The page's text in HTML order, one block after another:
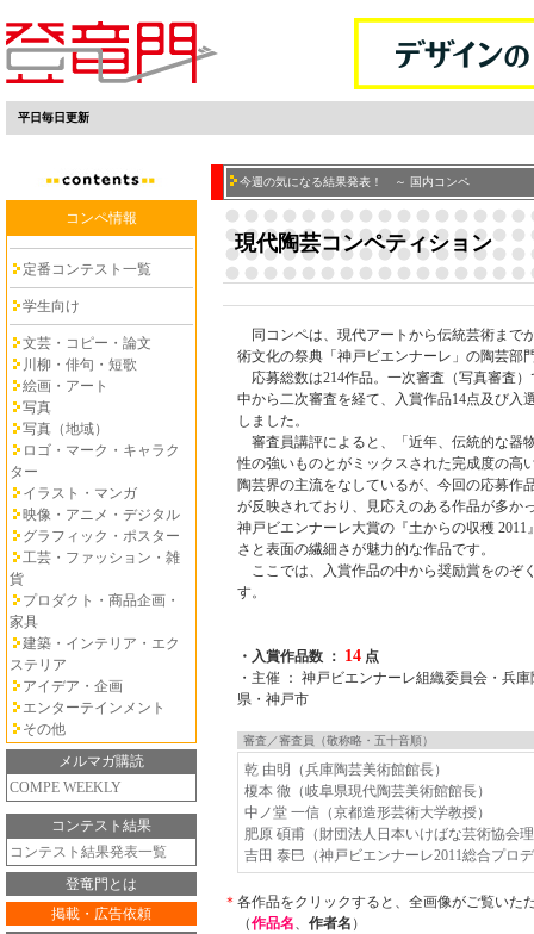
平日毎日更新
今週の気になる結果発表！ ～ 国内コンペ
コンペ情報
定番コンテスト一覧
学生向け
文芸・コピー・論文
川柳・俳句・短歌
絵画・アート
写真
写真（地域）
ロゴ・マーク・キャラク
ター
イラスト・マンガ
映像・アニメ・デジタル
グラフィック・ポスター
工芸・ファッション・雑
貨
プロダクト・商品企画・
家具
建築・インテリア・エク
ステリア
アイデア・企画
エンターテインメント
その他
メルマガ購読
COMPE WEEKLY
コンテスト結果
コンテスト結果発表一覧
登竜門とは
掲載・広告依頼
現代陶芸コンペティション
同コンペは、現代アートから伝統芸術まで
術文化の祭典「神戸ビエンナーレ」の陶芸部
応募総数は214作品。一次審査（写真審査）
中から二次審査を経て、入賞作品14点及び入
しました。
審査員講評によると、「近年、伝統的な器
性の強いものとがミックスされた完成度の高
陶芸界の主流をなしているが、今回の応募作
が反映されており、見応えのある作品が多か
神戸ビエンナーレ大賞の『土からの収穫 2011
さと表面の繊細さが魅力的な作品です。
ここでは、入賞作品の中から奨励賞をのぞ
す。
・入賞作品数 ： 14 点
・主催 ： 神戸ビエンナーレ組織委員会・兵
県・神戸市
審査／審査員（敬称略・五十音順）
乾 由明（兵庫陶芸美術館館長）
榎本 徹（岐阜県現代陶芸美術館館長）
中ノ堂 一信（京都造形芸術大学教授）
肥原 碩甫（財団法人日本いけばな芸術協会
吉田 泰巳（神戸ビエンナーレ2011総合プロ
＊ 各作品をクリックすると、全画像がご覧いた
（作品名、 作者名 ）